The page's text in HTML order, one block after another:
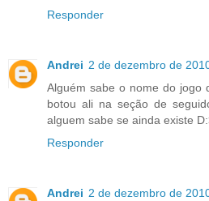
Responder
Andrei 2 de dezembro de
Alguém sabe o nome do jogo
botou ali na seção de
alguem sabe se ainda existe
Responder
Andrei 2 de dezembro de